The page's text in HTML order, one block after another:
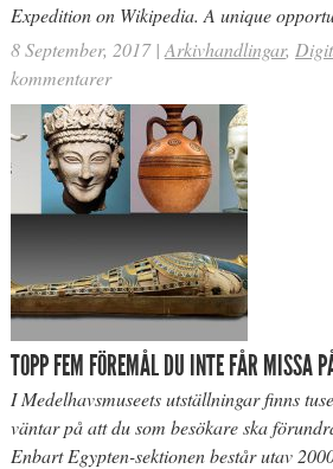
Expedition on Wikipedia. A unique
8 September, 2017 | Arkivhandlingar,
kommentarer
TOPP FEM FÖREMÅL DU INTE FÅR MISSA
I Medelhavsmuseets utställningar finns
väntar på att du som besökare ska
Enbart Egypten-sektionen består utav